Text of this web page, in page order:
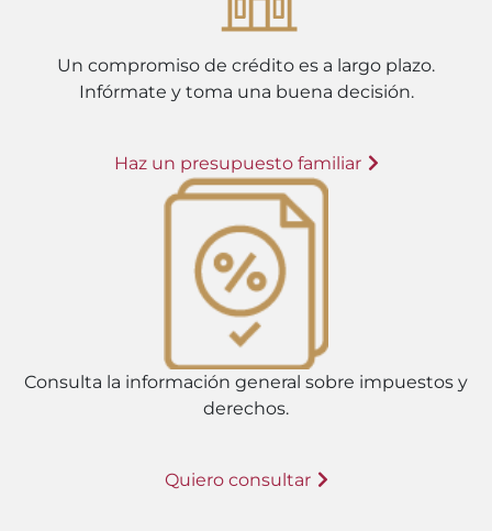
Un compromiso de crédito es a largo plazo.
Infórmate y toma una buena decisión.
Haz un presupuesto familiar
Consulta la información general sobre impuestos y
derechos.
Quiero consultar